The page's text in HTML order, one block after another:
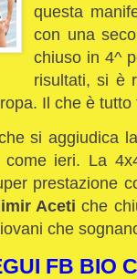
questa
con una
chiuso in 4^
risultati, si è
Il che è
si aggiudica
ieri. La
prestazione
Aceti che
che
FB BIO